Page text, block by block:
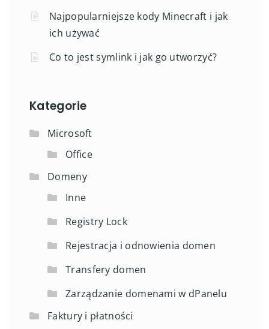
Najpopularniejsze kody Minecraft i jak
ich używać
Co to jest symlink i jak go utworzyć?
Kategorie
Microsoft
Office
Domeny
Inne
Registry Lock
Rejestracja i odnowienia domen
Transfery domen
Zarządzanie domenami w dPanelu
Faktury i płatności